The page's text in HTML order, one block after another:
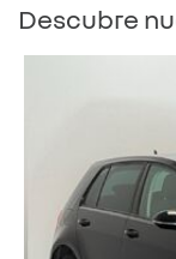
Descubre